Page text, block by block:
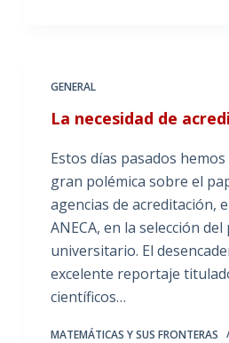
GENERAL
La necesidad de
Estos días pasados
gran polémica sobre el
agencias de acreditación,
ANECA, en la selección
universitario. El
excelente reportaje
científicos…
MATEMÁTICAS Y SUS FRONTERAS